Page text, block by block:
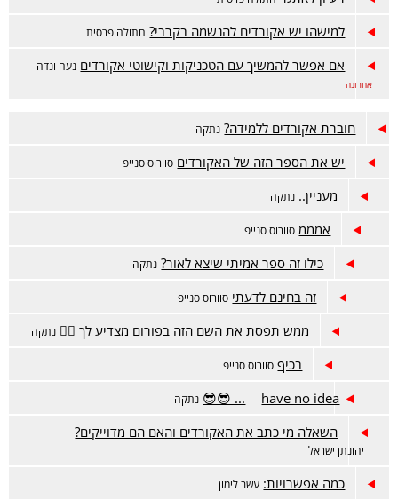
למישהו יש אקורדים להנשמה בקרבי? חתולה פרסית
אם אפשר להמשיך עם הטכניקות וקישוטי אקורדים נעה ונדה
אחרונה
חוברת אקורדים ללמידה? נתקה
יש את הספר הזה של האקורדים סוורוס סנייפ
מעניין.. נתקה
אמממ סוורוס סנייפ
כילו זה ספר אמיתי שיצא לאור? נתקה
זה בחינם לדעתי סוורוס סנייפ
ממש תפסת את השם הזה בפורום מצדיע לך 🙋‍♂️ נתקה
בכיף סוורוס סנייפ
have no idea... 😎😎 נתקה
השאלה מי כתב את האקורדים והאם הם מדוייקים?
יהונתן ישראל
כמה אפשרויות: עשב לימון